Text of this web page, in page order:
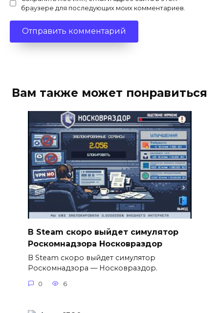
браузере для последующих моих комментариев.
Вам также может понравиться
В Steam скоро выйдет симулятор
Роскомнадзора Носковраздор
В Steam скоро выйдет симулятор
Роскомнадзора — Носковраздор.
0 6